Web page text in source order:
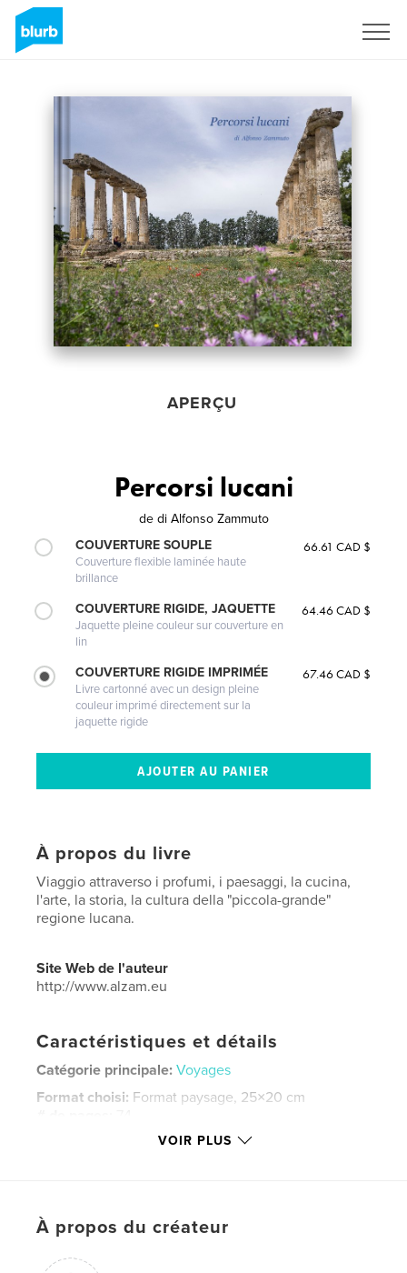
APERÇU
Percorsi lucani
de di Alfonso Zammuto
COUVERTURE SOUPLE
Couverture flexible laminée haute
brillance
66.61 CAD $
COUVERTURE RIGIDE, JAQUETTE
Jaquette pleine couleur sur couverture en
lin
64.46 CAD $
COUVERTURE RIGIDE IMPRIMÉE
Livre cartonné avec un design pleine
couleur imprimé directement sur la
jaquette rigide
67.46 CAD $
À propos du livre
Viaggio attraverso i profumi, i paesaggi, la cucina,
l'arte, la storia, la cultura della "piccola-grande"
regione lucana.
Site Web de l'auteur
http://www.alzam.eu
Caractéristiques et détails
Catégorie principale: Voyages
Format choisi: Format paysage, 25×20 cm
Date de publication:déc 01, 2019
cultura , arte , mare
Lucania
VOIR PLUS
À propos du créateur